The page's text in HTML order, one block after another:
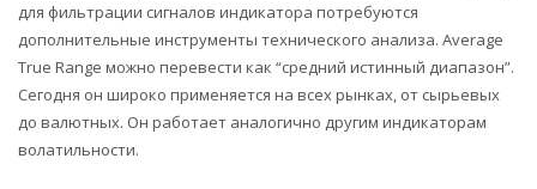
для фильтрации сигналов индикатора потребуются
дополнительные инструменты технического анализа. Average
True Range можно перевести как “средний истинный диапазон”.
Сегодня он широко применяется на всех рынках, от сырьевых
до валютных. Он работает аналогично другим индикаторам
волатильности.